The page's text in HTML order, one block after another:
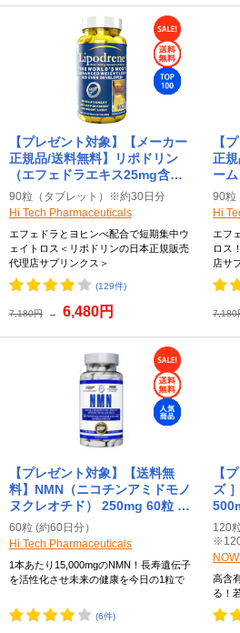
【プレゼント対象】【メーカー
正規品/送料無料】リポドリン
（エフェドラエキス25mg含
有）【黄色】 90粒 Lipodrene
Hi-Tech Pharmaceuticals（ハ
ル）
90粒（タブレット）※約30日分
Hi Tech Pharmaceuticals
エフェドラとヨヒンべ配合で短期集中ウ
ェイトロス＜リポドリンの日本正規販売
代理店サプリンクス＞
(129件)
7,180円 → 6,480円
【
正
ー
90粒
Hi
エフ
ロス
店サ
7,180
【プレゼント対象】【送料無
料】NMN（ニコチンアミドモノ
ヌクレオチド） 250mg 60粒 Hi-
Tech Pharmaceuticals（ハイ
テックファーマシューティカ
60粒 (約60日分）
Hi Tech Pharmaceuticals
1本あたり15,000mgのNMN！長寿遺伝子
を活性化させ未来の健康を今日の1粒で
(6件)
【
ズ
ア
120
高含
る！